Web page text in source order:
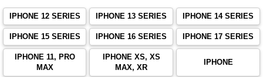
IPHONE 12 SERIES IPHONE 13 SERIES IPHONE 14 SERIES
IPHONE 15 SERIES IPHONE 16 SERIES IPHONE 17 SERIES
IPHONE 11, PRO
MAX
IPHONE XS, XS
MAX, XR
IPHONE